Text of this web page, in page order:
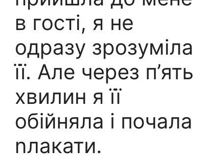
в гості, я не
одразу зрозуміла
її. Але через п’ять
хвилин я її
обійняла і почала
nлакати.